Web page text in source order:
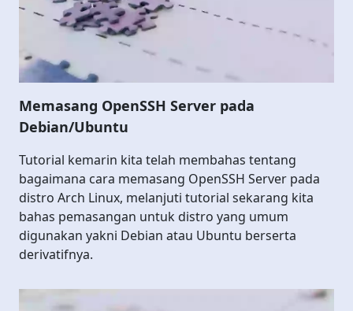
Memasang OpenSSH Server pada
Debian/Ubuntu
Tutorial kemarin kita telah membahas tentang
bagaimana cara memasang OpenSSH Server pada
distro Arch Linux, melanjuti tutorial sekarang kita
bahas pemasangan untuk distro yang umum
digunakan yakni Debian atau Ubuntu berserta
derivatifnya.